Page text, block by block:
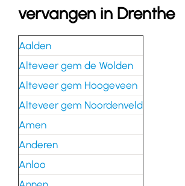
vervangen in Drenthe
Aalden
Alteveer gem de Wolden
Alteveer gem Hoogeveen
Alteveer gem Noordenveld
Amen
Anderen
Anloo